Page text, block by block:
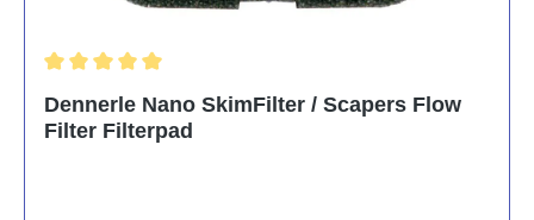
Dennerle Nano SkimFilter / Scapers Flow
Filter Filterpad